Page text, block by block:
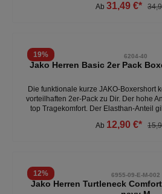
nahtlos verarbeitet ist. So entstehen
Ab 31,49 €*
19% 6204-40
Jako Herren Basic 2er Pack
Die funktionale kurze JAKO-Boxershort
vorteilhaften 2er-Pack zu Dir. Der hohe
top Tragekomfort. Der Elasthan-Anteil
Logo-Bund mit JAKO-Schriftzug.-
Ab 12,90 €*
12% 6955-09-E-M-002
Jako Herren Turtleneck